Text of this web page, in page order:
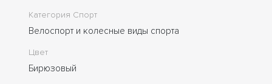
Категория Спорт
Велоспорт и колесные виды спорта
Цвет
Бирюзовый